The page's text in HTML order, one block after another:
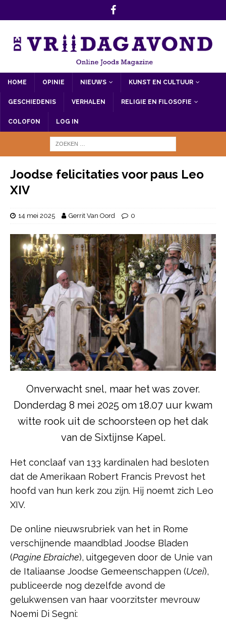
HOME OPINIE NIEUWS KUNST EN CULTUUR
GESCHIEDENIS VERHALEN RELIGIE EN FILOSOFIE
COLOFON LOG IN
Joodse felicitaties voor paus Leo
XIV
14 mei 2025 Gerrit Van Oord 0
Onverwacht snel, maar het was zover.
Donderdag 8 mei 2025 om 18.07 uur kwam
witte rook uit de schoorsteen op het dak
van de Sixtijnse Kapel.
Het conclaaf van 133 kardinalen had besloten
dat de Amerikaan Robert Francis Prevost het
hoofd van hun kerk zou zijn. Hij noemt zich Leo
XIV.
De online nieuwsrubriek van het in Rome
verschijnende maandblad Joodse Bladen
(Pagine Ebraiche), uitgegeven door de Unie van
de Italiaanse Joodse Gemeenschappen (Ucei),
publiceerde nog dezelfde avond de
gelukwensen van haar voorzitster mevrouw
Noemi Di Segni: